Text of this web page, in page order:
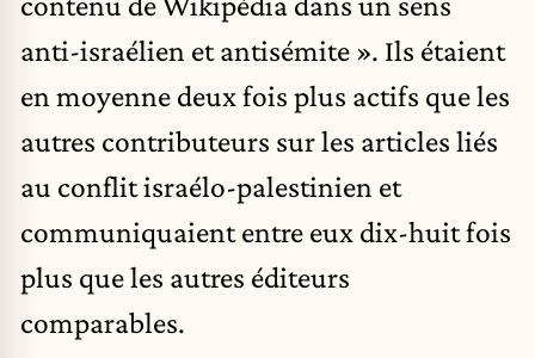
anti-israélien et antisémite ». Ils étaient
en moyenne deux fois plus actifs que les
autres contributeurs sur les articles liés
au conflit israélo-palestinien et
communiquaient entre eux dix-huit fois
plus que les autres éditeurs
comparables.